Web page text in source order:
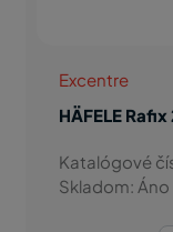
Excentre
HÄFELE
Katalógové
Skladom: Áno